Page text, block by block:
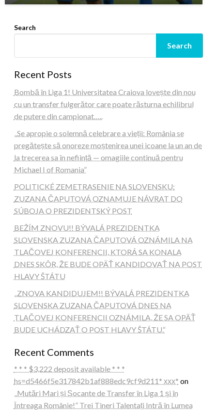
Search
Search
Recent Posts
Bombă în Liga 1! Universitatea Craiova lovește din nou
cu un transfer fulgerător care poate răsturna echilibrul
de putere din campionat…..
„Se apropie o solemnă celebrare a vieții: România se
pregătește să onoreze moștenirea unei icoane la un an de
la trecerea sa în neființă — omagiile continuă pentru
Michael I of Romania”
POLITICKÉ ZEMETRASENIE NA SLOVENSKU:
ZUZANA ČAPUTOVÁ OZNAMUJE NÁVRAT DO
SÚBOJA O PREZIDENTSKÝ POST
BEŽÍM ZNOVU!! BÝVALÁ PREZIDENTKA
SLOVENSKA ZUZANA ČAPUTOVÁ OZNÁMILA NA
TLAČOVEJ KONFERENCII, KTORÁ SA KONALA
DNES SKÔR, ŽE BUDE OPÄŤ KANDIDOVAŤ NA POST
HLAVY ŠTÁTU
„ZNOVA KANDIDUJEM!! BÝVALÁ PREZIDENTKA
SLOVENSKA ZUZANA ČAPUTOVÁ DNES NA
TLAČOVEJ KONFERENCII OZNÁMILA, ŽE SA OPÄŤ
BUDE UCHÁDZAŤ O POST HLAVY ŠTÁTU.“
Recent Comments
* * * $3,222 deposit available * * *
hs=d5466f5e317842b1af888edc9cf9d211* ххх* on
„Mutări Mari și Șocante de Transfer în Liga 1 și în
Întreaga Românie!” Trei Tineri Talentați Intră în Lumea